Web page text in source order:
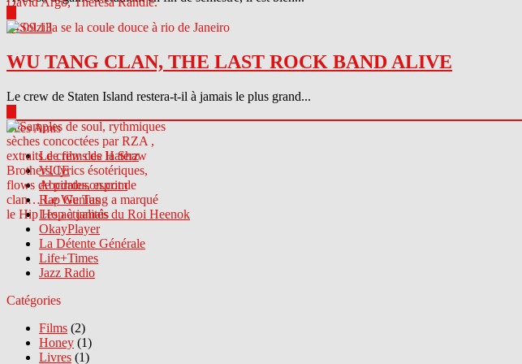
04.09.13
WU TANG CLAN, THE LAST ROCK BAND ALIVE
Le crew de Staten Island restera-t-il à jamais le plus grand...
Sites Amis
Le crew des Haterz
VICE
Abcdrduson.com
Rap Genius
Les actualités du Roi Heenok
OkayPlayer
La Détente Générale
Life+Times
Jazz Radio
Catégories
Films (2)
Honey (1)
Livres (1)